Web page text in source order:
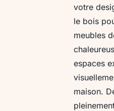
votre
le bois
meubles
espaces
maison.